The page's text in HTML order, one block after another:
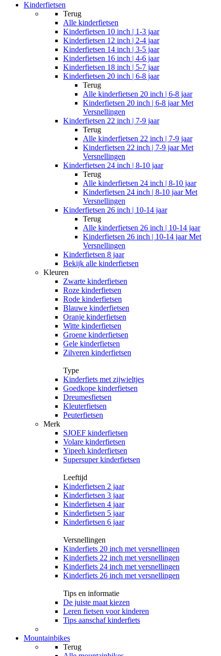
Kinderfietsen
Terug
Alle kinderfietsen
Kinderfietsen 10 inch | 1-3 jaar
Kinderfietsen 12 inch | 2-4 jaar
Kinderfietsen 14 inch | 3-5 jaar
Kinderfietsen 16 inch | 4-6 jaar
Kinderfietsen 18 inch | 5-7 jaar
Kinderfietsen 20 inch | 6-8 jaar
Terug
Alle kinderfietsen 20 inch | 6-8 jaar
Kinderfietsen 20 inch | 6-8 jaar Met
Versnellingen
Kinderfietsen 22 inch | 7-9 jaar
Terug
Alle kinderfietsen 22 inch | 7-9 jaar
Kinderfietsen 22 inch | 7-9 jaar Met
Versnellingen
Kinderfietsen 24 inch | 8-10 jaar
Terug
Alle kinderfietsen 24 inch | 8-10 jaar
Kinderfietsen 24 inch | 8-10 jaar Met
Versnellingen
Kinderfietsen 26 inch | 10-14 jaar
Terug
Alle kinderfietsen 26 inch | 10-14 jaar
Kinderfietsen 26 inch | 10-14 jaar Met
Versnellingen
Kinderfietsen 8 jaar
Bekijk alle kinderfietsen
Kleuren
Zwarte kinderfietsen
Roze kinderfietsen
Rode kinderfietsen
Blauwe kinderfietsen
Oranje kinderfietsen
Witte kinderfietsen
Groene kinderfietsen
Gele kinderfietsen
Zilveren kinderfietsen
Type
Kinderfiets met zijwieltjes
Goedkope kinderfietsen
Dreumesfietsen
Kleuterfietsen
Peuterfietsen
Merk
SJOEF kinderfietsen
Volare kinderfietsen
Yipeeh kinderfietsen
Supersuper kinderfietsen
Leeftijd
Kinderfietsen 2 jaar
Kinderfietsen 3 jaar
Kinderfietsen 4 jaar
Kinderfietsen 5 jaar
Kinderfietsen 6 jaar
Versnellingen
Kinderfiets 20 inch met versnellingen
Kinderfiets 22 inch met versnellingen
Kinderfiets 24 inch met versnellingen
Kinderfiets 26 inch met versnellingen
Tips en informatie
De juiste maat kiezen
Leren fietsen voor kinderen
Tips aanschaf kinderfiets
Mountainbikes
Terug